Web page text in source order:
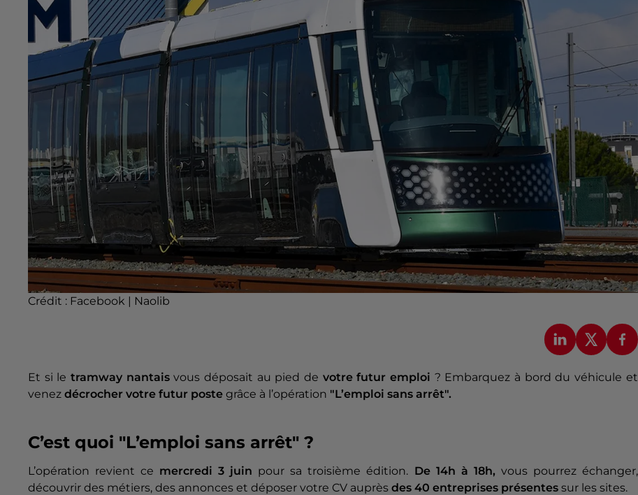
Crédit : Facebook | Naolib
Et si letramway nantaisvous déposait au pied de votre futur emploi ? Embarquez à bord du véhicule et
venez décrocher votre futur poste grâce à l’opération "L’emploi sans arrêt".
C’est quoi "L’emploi sans arrêt" ?
L’opération revient ce mercredi 3 juin pour sa troisième édition. De 14h à 18h, vous pourrez échanger,
découvrir des métiers, des annonces et déposer votre CV auprès des 40 entreprises présentes sur les sites.